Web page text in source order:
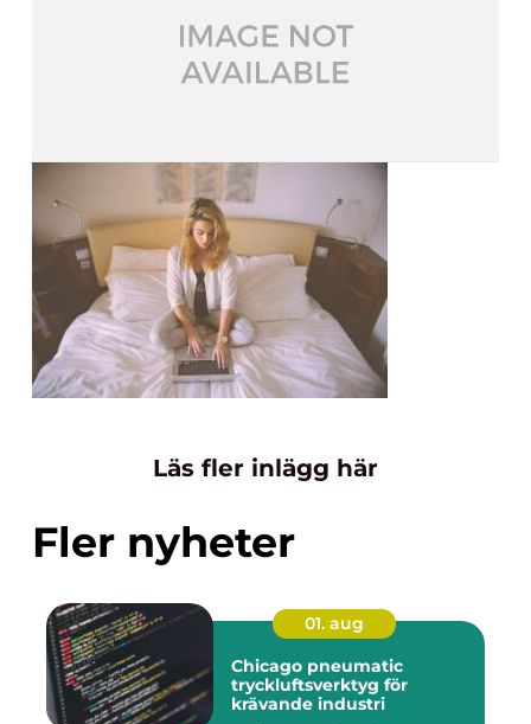
Läs fler inlägg här
Fler nyheter
01. aug
Chicago pneumatic
tryckluftsverktyg för
krävande industri